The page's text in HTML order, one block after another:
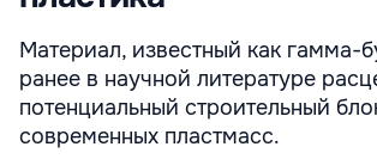
Материал, известный как гамма-
ранее в научной литературе
потенциальный строительный
современных пластмасс.